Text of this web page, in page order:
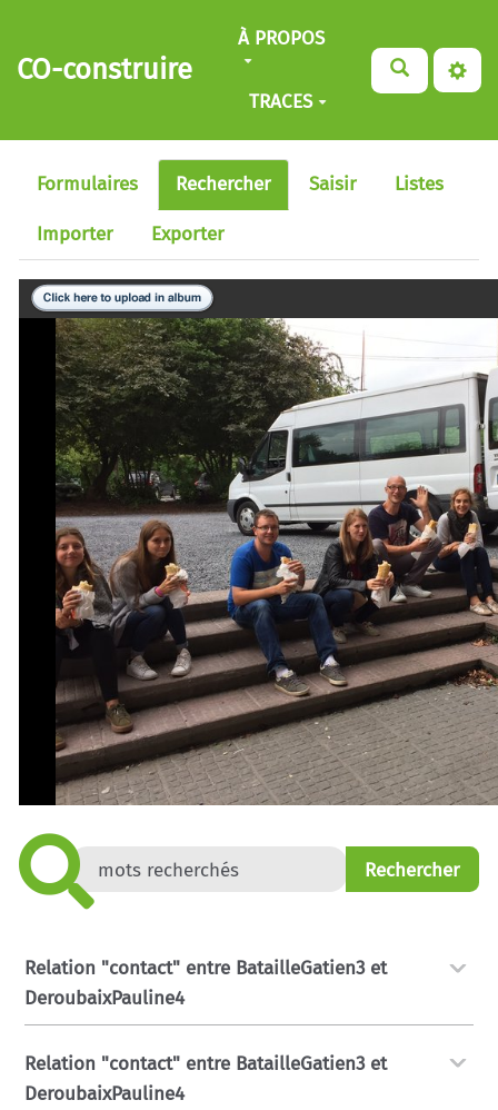
Aller au contenu principal
CO-construire
À PROPOS
TRACES
Formulaires Rechercher Saisir Listes
Importer Exporter
Relation "contact" entre BatailleGatien3 et
DeroubaixPauline4
Relation "contact" entre BatailleGatien3 et
DeroubaixPauline4